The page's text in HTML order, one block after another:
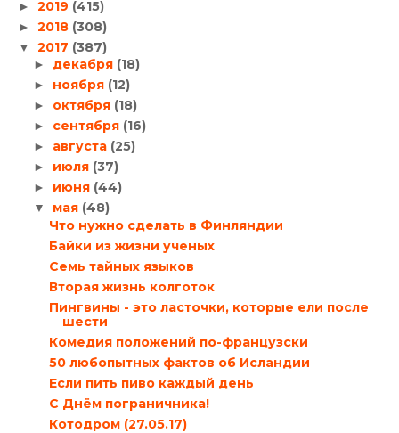
► 2019 (415)
► 2018 (308)
▼ 2017 (387)
► декабря (18)
► ноября (12)
► октября (18)
► сентября (16)
► августа (25)
► июля (37)
► июня (44)
▼ мая (48)
Что нужно сделать в Финляндии
Байки из жизни ученых
Семь тайных языков
Вторая жизнь колготок
Пингвины - это ласточки, которые ели после
шести
Комедия положений по-французски
50 любопытных фактов об Исландии
Если пить пиво каждый день
С Днём пограничника!
Котодром (27.05.17)